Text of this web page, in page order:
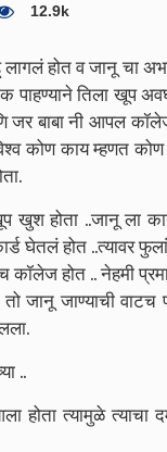
12.9k
होत व जानू चा
तिला खूप
बाबा नी आपल
कोण काय म्हणत
होता ..जानू ला
होत ..त्यावर
कॉलेज होत .. नेहमी
जाण्याची वाटच
..
होता त्यामुळे त्याचा